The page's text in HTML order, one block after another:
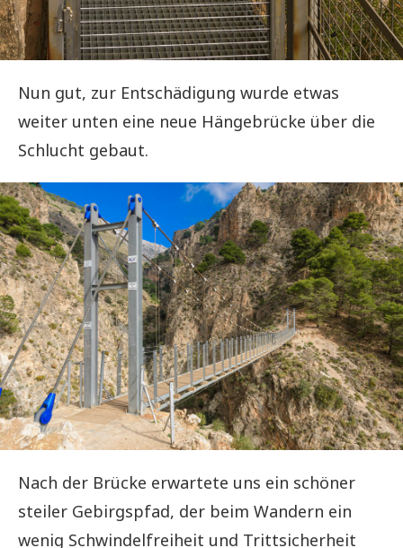
Nun gut, zur Entschädigung wurde etwas
weiter unten eine neue Hängebrücke über die
Schlucht gebaut.
Nach der Brücke erwartete uns ein schöner
steiler Gebirgspfad, der beim Wandern ein
wenig Schwindelfreiheit und Trittsicherheit